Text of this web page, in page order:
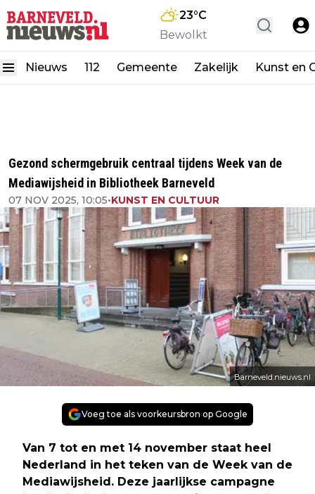
23°C
Bewolkt
Nieuws 112 Gemeente Zakelijk Kunst en
Gezond schermgebruik centraal tijdens Week van de
Mediawijsheid in Bibliotheek Barneveld
07 NOV 2025, 10:05•KUNST EN CULTUUR
Barneveld.nieuws.nl
Voeg toe als voorkeursbron op Google
Van 7 tot en met 14 november staat heel
Nederland in het teken van de Week van de
Mediawijsheid. Deze jaarlijkse campagne